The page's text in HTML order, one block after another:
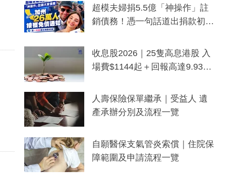
超模夫婦捐5.5億「神操作」註
銷債務！憑一句話道出捐款初
一度被誤當詐騙手段
收息股2026｜25隻高息港股 入
場費$1144起＋回報高達9.93
人壽保險保單繼承｜受益人 遺
產承辦分別及流程一覽
自願醫保支氣管炎索償｜住院保
障範圍及申請流程一覽